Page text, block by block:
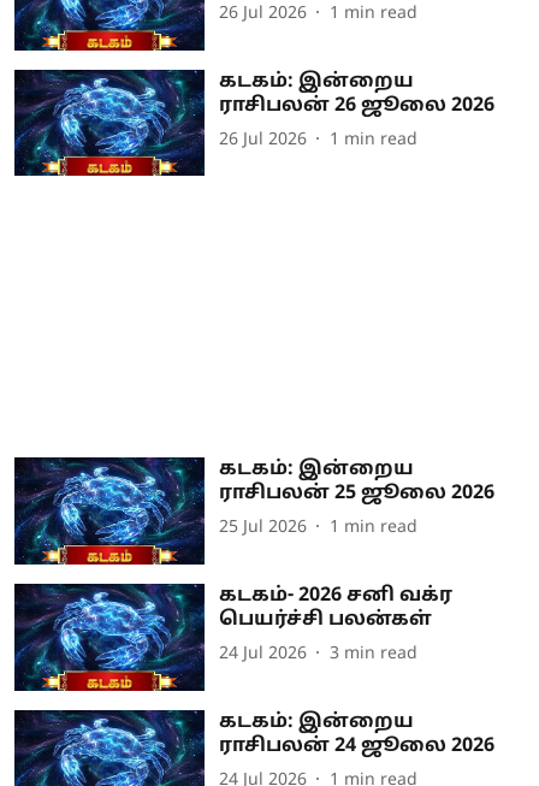
26 Jul 2026 1 min read
கடகம்: இன்றைய
ராசிபலன் 26 ஜூலை 2026
26 Jul 2026 1 min read
கடகம்: இன்றைய
ராசிபலன் 25 ஜூலை 2026
25 Jul 2026 1 min read
கடகம்- 2026 சனி வக்ர
பெயர்ச்சி பலன்கள்
24 Jul 2026 3 min read
கடகம்: இன்றைய
ராசிபலன் 24 ஜூலை 2026
24 Jul 2026 1 min read